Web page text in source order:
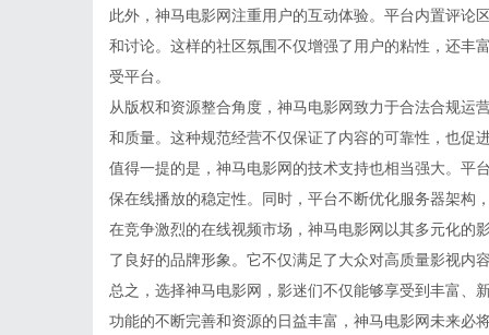
此外，神马电影网注重用户的互动体验。平台内置评论
和讨论。这样的社区氛围不仅增强了用户的粘性，还丰
受平台。
从版权和资源整合角度，神马电影网致力于合法合规运
和质量。这种规范经营不仅保证了内容的可靠性，也促
值得一提的是，神马电影网的技术支持也相当强大。平
保在线播放的稳定性。同时，平台不断优化服务器架构
在竞争激烈的在线视频市场，神马电影网以其多元化的
了良好的品牌形象。它不仅满足了大众对高质量影视内
总之，选择神马电影网，影迷们不仅能够享受到丰富、
功能的不断完善和资源的日益丰富，神马电影网未来必